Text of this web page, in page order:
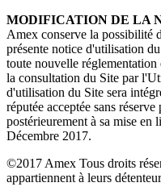
MODIFICATION DE LA
Amex conserve la possibilité
présente notice d'utilisation
toute nouvelle
la consultation du Site par
d'utilisation du Site sera
réputée acceptée sans
postérieurement à sa mise
Décembre 2017.
©2017 Amex Tous droits
appartiennent à leurs